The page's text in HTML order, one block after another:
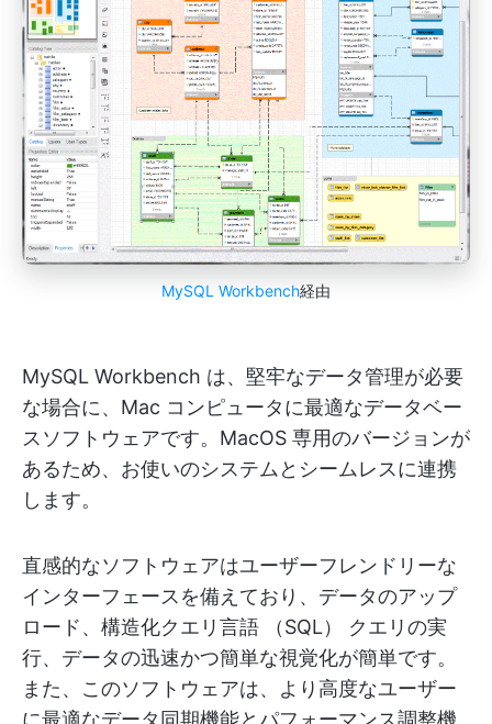
MySQL Workbench経由
MySQL Workbench は、堅牢なデータ管理が必要
な場合に、Mac コンピュータに最適なデータベー
スソフトウェアです。MacOS 専用のバージョンが
あるため、お使いのシステムとシームレスに連携
します。
直感的なソフトウェアはユーザーフレンドリーな
インターフェースを備えており、データのアップ
ロード、構造化クエリ言語 （SQL） クエリの実
行、データの迅速かつ簡単な視覚化が簡単です。
また、このソフトウェアは、より高度なユーザー
に最適なデータ同期機能とパフォーマンス調整機